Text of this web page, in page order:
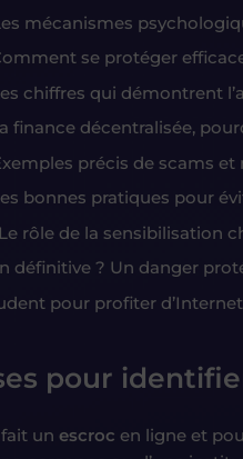
mécanismes
se protéger
chiffres qui démontrent
finance décentralisée,
précis de scams
bonnes pratiques pour
rôle de la sensibilisation
définitive ? Un danger
pour profiter
pour
un escroc en ligne et